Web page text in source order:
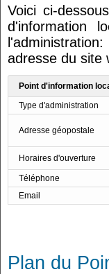
Voici ci-
d'information
adresse du site
Point d'information
Type d'administration
Adresse géopostale
Horaires d'ouverture
Téléphone
Email
Plan du